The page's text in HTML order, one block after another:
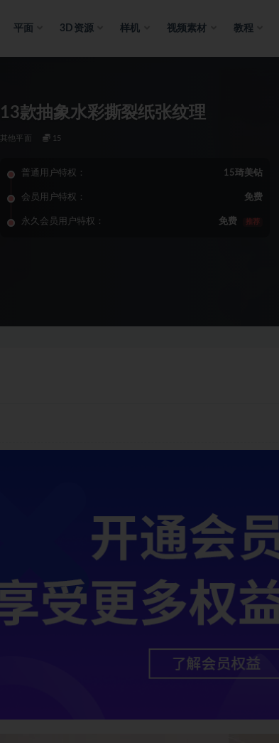
平面 3D资源 样机 视频素材 教程
13款抽象水彩撕裂纸张纹理
其他平面 15
普通用户特权： 15琦美钻
会员用户特权： 免费
永久会员用户特权： 免费 推荐